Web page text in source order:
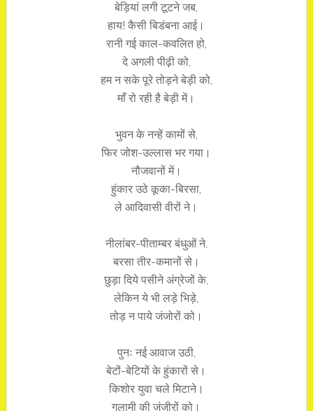
बेड़ियां लगी टूटने जब,
हाय! कैसी बिडंबना आई।
रानी गई काल-कवलित हो,
दे अगली पीढ़ी को,
हम न सके पूरे तोड़ने बेड़ी को,
माँ रो रही है बेड़ी में।
भुवन के नन्हें कामों से,
फिर जोश-उल्लास भर गया।
नौजवानों में।
हुंकार उठे कूका-बिरसा,
ले आदिवासी वीरों ने।
नीलांबर-पीताम्बर बंधुओं ने,
बरसा तीर-कमानों से।
छुड़ा दिये पसीने अंग्रेजों के,
लेकिन ये भी लड़े भिड़े,
तोड़ न पाये जंजोरों को।
पुनः नई आवाज उठी,
बेटों-बेटियों के हुंकारों से।
किशोर युवा चले मिटाने।
गुलामी की जंजीरों को।